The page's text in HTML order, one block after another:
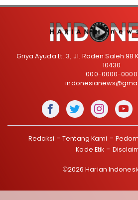
Griya Ayuda Lt. 3, Jl. Raden Saleh
10430
000-0000-0000
Redaksi Tentang Kami
Kode Etik
©2026 Harian